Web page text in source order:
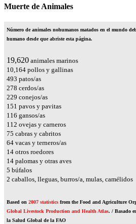
Muerte de Animales
Número de animales nohumanos matados en el mundo
humano desde que abriste esta página.
23,188 animales marinos
12,012 pollos y gallinas
583 patos/as
329 cerdos/as
271 conejos/as
178 pavos y pavitas
137 gansos/as
133 ovejas y carneros
89 cabras y cabritos
75 vacas y terneros/as
17 otros roedores
16 palomas y otras aves
6 búfalos
2 caballos, lleguas, burros/a, mulas, camélidos
Based on 2007 statistics from the Food and Agriculture
Global Livestock Production and Health Atlas. / Basado
la Salud Global de la FAO